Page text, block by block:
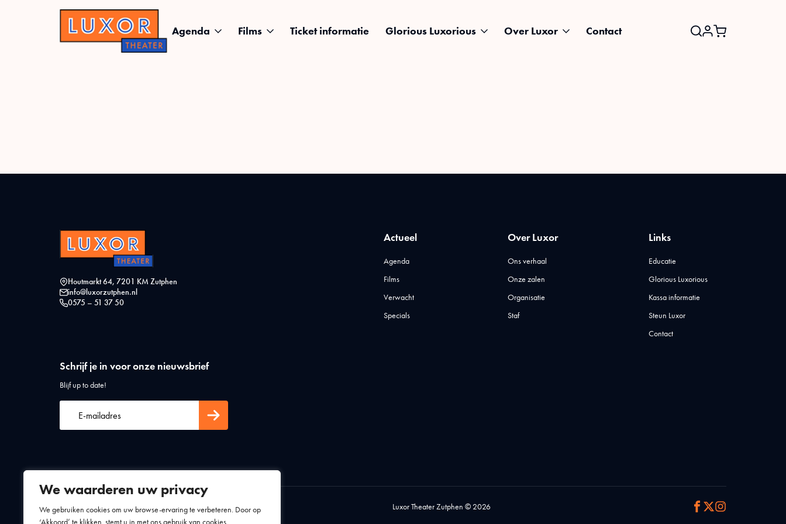
We waarderen uw privacy
We gebruiken cookies om uw browse-ervaring te verbeteren. Door op
‘Akkoord’ te klikken, stemt u in met ons gebruik van cookies.
Agenda Films Ticket informatie Glorious Luxorious Over Luxor
Contact
Houtmarkt 64, 7201 KM Zutphen
info@luxorzutphen.nl
0575 – 51 37 50
Actueel
Agenda
Films
Verwacht
Specials
Over Luxor
Ons verhaal
Onze zalen
Organisatie
Staf
Links
Educatie
Glorious Luxorious
Kassa informatie
Steun Luxor
Contact
Schrijf je in voor onze nieuwsbrief
Blijf up to date!
Algemene voorwaardenPrivacy statement Luxor Theater Zutphen © 2026